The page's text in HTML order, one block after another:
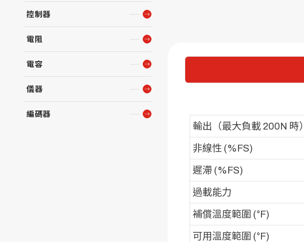
控制器
電阻
電容
儀器
編碼器
輸出（最大負載 200N 時）
非線性 (%FS)
遲滯 (%FS)
過載能力
補償溫度範圍 (°F)
可用溫度範圍 (°F)